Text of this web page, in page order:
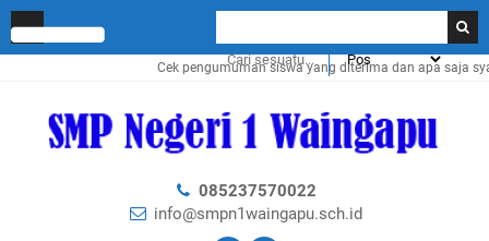
Cek pengumuman siswa yang diterima dan apa saja
085237570022
info@smpn1waingapu.sch.id